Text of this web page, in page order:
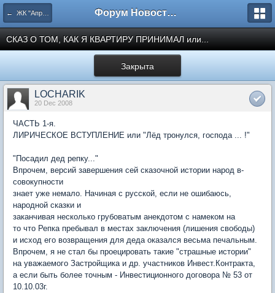
← ЖК "Апрелевский". Архив. Форум Новостройки
СКАЗ О ТОМ, КАК Я КВАРТИРУ ПРИНИМАЛ или...
Закрыта
LOCHARIK
20 Dec 2008
ЧАСТЬ 1-я.
ЛИРИЧЕСКОЕ ВСТУПЛЕНИЕ или "Лёд тронулся, господа ... !"
"Посадил дед репку..."
Впрочем, версий завершения сей сказочной истории народ в-
совокупности
знает уже немало. Начиная с русской, если не ошибаюсь,
народной сказки и
заканчивая несколько грубоватым анекдотом с намеком на
то что Репка пребывал в местах заключения (лишения свободы)
и исход его возвращения для деда оказался весьма печальным.
Впрочем, я не стал бы проецировать такие "страшные истории"
на уважаемого Застройщика и др. участников Инвест.Контракта,
а если быть более точным - Инвестиционного договора № 53 от
10.10.03г.